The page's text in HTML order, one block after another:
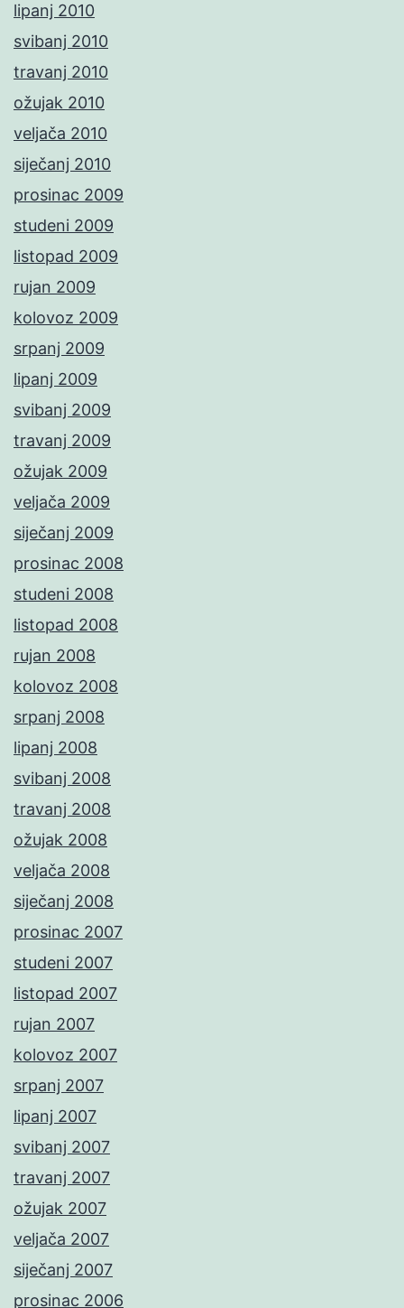
lipanj 2010
svibanj 2010
travanj 2010
ožujak 2010
veljača 2010
siječanj 2010
prosinac 2009
studeni 2009
listopad 2009
rujan 2009
kolovoz 2009
srpanj 2009
lipanj 2009
svibanj 2009
travanj 2009
ožujak 2009
veljača 2009
siječanj 2009
prosinac 2008
studeni 2008
listopad 2008
rujan 2008
kolovoz 2008
srpanj 2008
lipanj 2008
svibanj 2008
travanj 2008
ožujak 2008
veljača 2008
siječanj 2008
prosinac 2007
studeni 2007
listopad 2007
rujan 2007
kolovoz 2007
srpanj 2007
lipanj 2007
svibanj 2007
travanj 2007
ožujak 2007
veljača 2007
siječanj 2007
prosinac 2006